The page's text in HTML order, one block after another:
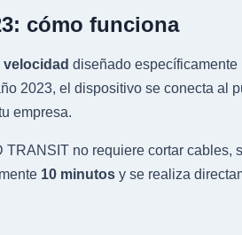
cómo funciona
velocidad diseñado
2023, el dispositivo se conecta al
empresa.
TRANSIT no requiere cortar cables,
10 minutos y se realiza